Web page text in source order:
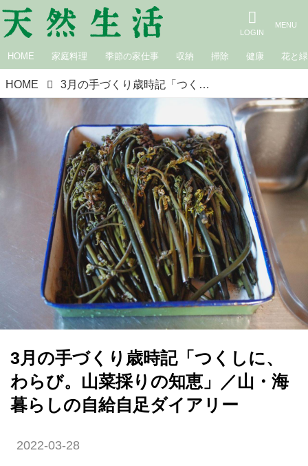
HOME 家庭料理 季節の家仕事 収納 掃除 健康 花と緑
HOME 3月の手づくり歳時記「つくしに、わらび。山菜採りの知恵」／山・海暮らしの自給自足ダイアリー
3月の手づくり歳時記「つくしに、
わらび。山菜採りの知恵」／山・海
暮らしの自給自足ダイアリー
2022-03-28